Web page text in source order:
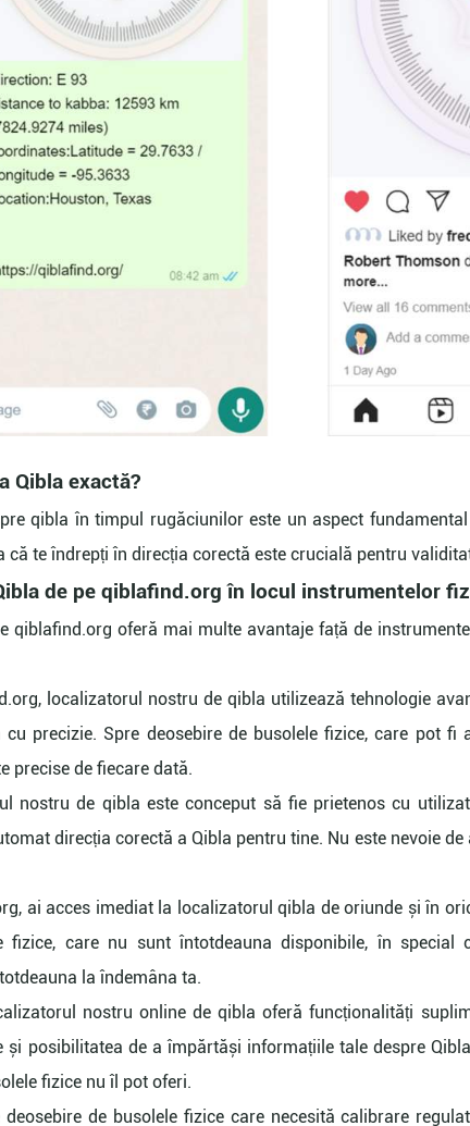
Qibla exactă?
qibla în timpul rugăciunilor este un aspect
că te îndrepți în direcția corectă este crucială pentru
de pe qiblafind.org în locul instrumentelor
qiblafind.org oferă mai multe avantaje față de
localizatorul nostru de qibla utilizează tehnologie
precizie. Spre deosebire de busolele fizice, care pot fi
precise de fiecare dată.
nostru de qibla este conceput să fie prietenos cu
direcția corectă a Qibla pentru tine. Nu este nevoie
ai acces imediat la localizatorul qibla de oriunde și în
fizice, care nu sunt întotdeauna disponibile, în
la îndemâna ta.
nostru online de qibla oferă funcționalități
posibilitatea de a împărtăși informațiile tale despre
fizice nu îl pot oferi.
deosebire de busolele fizice care necesită calibrare